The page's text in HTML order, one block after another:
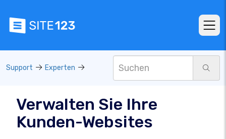
Support Experten
Verwalten Sie Ihre
Kunden-Websites